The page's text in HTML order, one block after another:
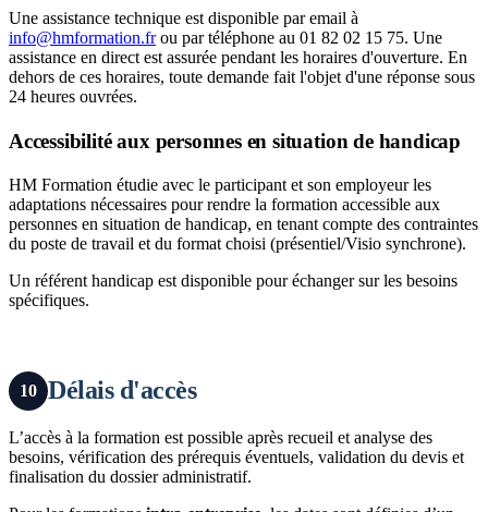
Une assistance technique est disponible par email à
info@hmformation.frou par téléphone au 01 82 02 15 75. Une
assistance en direct est assurée pendant les horaires d'ouverture. En
dehors de ces horaires, toute demande fait l'objet d'une réponse sous
24 heures ouvrées.
Accessibilité aux personnes en situation de handicap
HM Formation étudie avec le participant et son employeur les
adaptations nécessaires pour rendre la formation accessible aux
personnes en situation de handicap, en tenant compte des contraintes
du poste de travail et du format choisi (présentiel/Visio synchrone).
Un référent handicap est disponible pour échanger sur les besoins
spécifiques.
10 Délais d'accès
L’accès à la formation est possible après recueil et analyse des
besoins, vérification des prérequis éventuels, validation du devis et
finalisation du dossier administratif.